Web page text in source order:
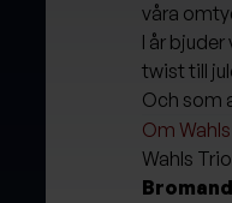
våra
I år
twist till
Och som
Om
Wahls